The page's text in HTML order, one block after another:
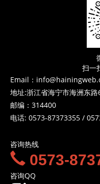
扫一
Email：
地址:浙江省海宁市海洲东
邮编：314400
电话: 0573-87373355 /
咨询热线
0573-
咨询QQ